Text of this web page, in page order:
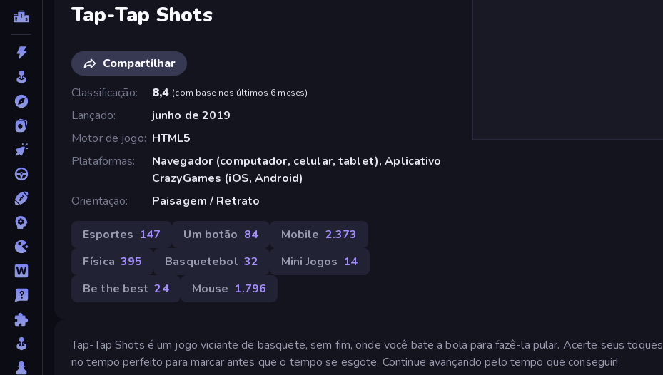
Tap-Tap Shots
Compartilhar
Classificação
8,4 (com base nos últimos 6 meses)
Lançado
junho de 2019
Motor de jogo HTML5
Plataformas
Navegador (computador, celular, tablet), Aplicativo
CrazyGames (iOS, Android)
Orientação
Paisagem / Retrato
Esportes 147 Um botão 84 Mobile 2.373
Física 395 Basquetebol 32 Mini Jogos 14
Be the best 24 Mouse 1.796
Tap-Tap Shots é um jogo viciante de basquete, sem fim, onde você bate a bola para fazê-la pular. Acerte seus toques
no tempo perfeito para marcar antes que o tempo se esgote. Continue avançando pelo tempo que conseguir!